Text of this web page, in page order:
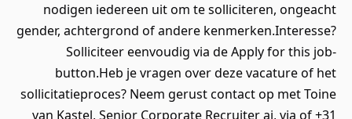
nodigen iedereen uit om te solliciteren, ongeacht
gender, achtergrond of andere kenmerken.Interesse?
Solliciteer eenvoudig via de Apply for this job-
button.Heb je vragen over deze vacature of het
sollicitatieproces? Neem gerust contact op met Toine
van Kastel, Senior Corporate Recruiter ai, via of +31